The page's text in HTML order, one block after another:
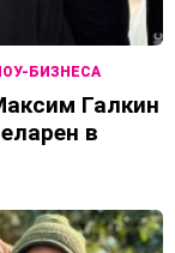
БИЗНЕСА
Галкин
в